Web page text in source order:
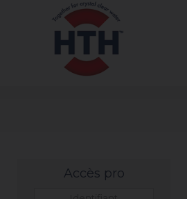
Accès pro